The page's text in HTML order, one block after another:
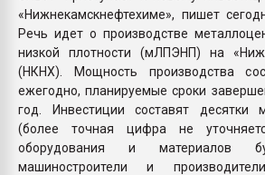
«Нижнекамскнефтехиме», пишет
Речь идет о производстве
низкой плотности (мЛПЭНП) на
(НКНХ). Мощность производства
ежегодно, планируемые сроки
год. Инвестиции составят десятки
(более точная цифра не
оборудования и материалов
машиностроители и